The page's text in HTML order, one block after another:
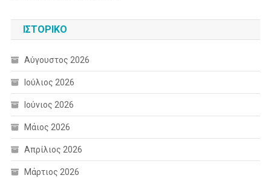
ΙΣΤΟΡΙΚΌ
Αύγουστος 2026
Ιούλιος 2026
Ιούνιος 2026
Μάιος 2026
Απρίλιος 2026
Μάρτιος 2026